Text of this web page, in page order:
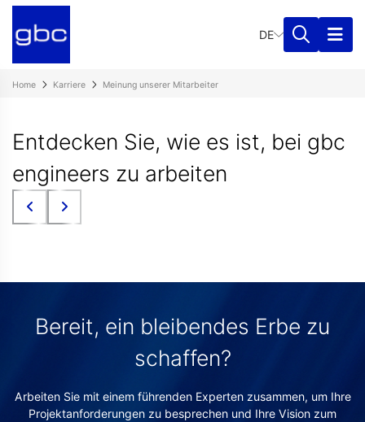
DE
Home Karriere Meinung unserer Mitarbeiter
Entdecken Sie, wie es ist, bei gbc
engineers zu arbeiten
Bereit, ein bleibendes Erbe zu
schaffen?
Arbeiten Sie mit einem führenden Experten zusammen, um Ihre
Projektanforderungen zu besprechen und Ihre Vision zum